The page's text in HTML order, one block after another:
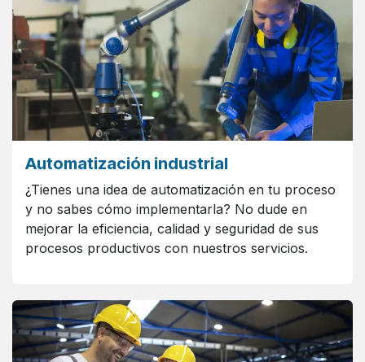
Automatización industrial
¿Tienes una idea de automatización en tu proceso
y no sabes cómo implementarla? No dude en
mejorar la eficiencia, calidad y seguridad de sus
procesos productivos con nuestros servicios.